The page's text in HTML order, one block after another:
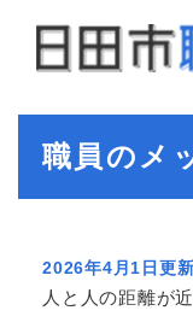
職員のメ
2026年4月1日更新
人と人の距離が